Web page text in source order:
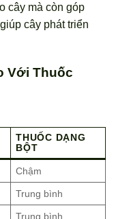
cây mà còn góp
cây phát triển
Với Thuốc
THUỐC DẠNG
BỘT
Chậm
Trung bình
Trung bình